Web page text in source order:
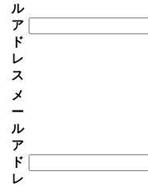
ル
ア
ド
レ
ス
メ
ー
ル
ア
ド
レ